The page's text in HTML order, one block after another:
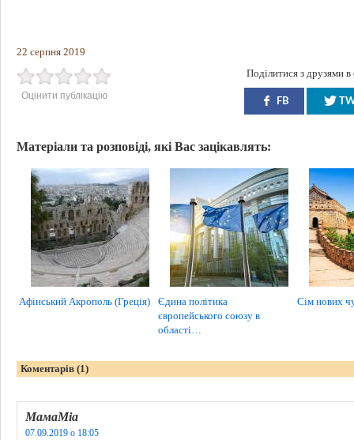
22 серпня 2019
Оцінити публікацію
Поділитися з друзями
FB
Матеріали та розповіді, які Вас зацікавлять:
Афінський Акрополь (Греція)
Єдина політика
європейського союзу в
області…
Сім нових
Коментарів (1)
МамаМіа
07.09.2019 о 18:05